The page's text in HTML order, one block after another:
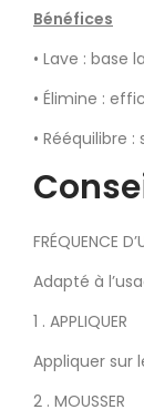
Bénéfices
• Lave :
• Élimine :
• Rééquilibre
FRÉQUENCE
Adapté à
1 . APPLIQUER
Appliquer sur
2 . MOUSSER